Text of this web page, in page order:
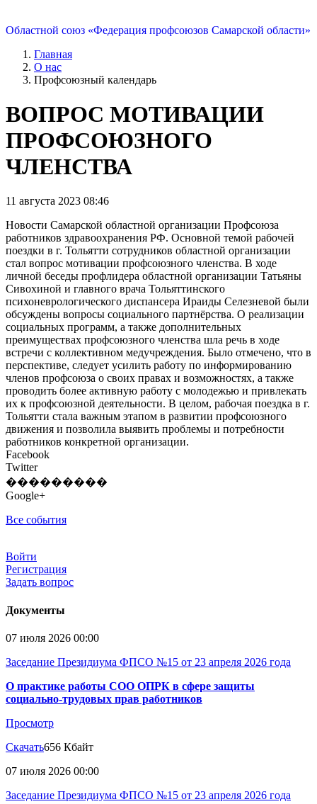
Областной союз «Федерация профсоюзов Самарской области»
Главная
О нас
Профсоюзный календарь
ВОПРОС МОТИВАЦИИ
ПРОФСОЮЗНОГО
ЧЛЕНСТВА
11 августа 2023 08:46
Новости Самарской областной организации Профсоюза
работников здравоохранения РФ. Основной темой рабочей
поездки в г. Тольятти сотрудников областной организации
стал вопрос мотивации профсоюзного членства. В ходе
личной беседы профлидера областной организации Татьяны
Сивохиной и главного врача Тольяттинского
психоневрологического диспансера Ираиды Селезневой были
обсуждены вопросы социального партнёрства. О реализации
социальных программ, а также дополнительных
преимуществах профсоюзного членства шла речь в ходе
встречи с коллективном медучреждения. Было отмечено, что в
перспективе, следует усилить работу по информированию
членов профсоюза о своих правах и возможностях, а также
проводить более активную работу с молодежью и привлекать
их к профсоюзной деятельности. В целом, рабочая поездка в г.
Тольятти стала важным этапом в развитии профсоюзного
движения и позволила выявить проблемы и потребности
работников конкретной организации.
Facebook
Twitter
���������
Google+
Все события
Войти
Регистрация
Задать вопрос
Документы
07 июля 2026 00:00
Заседание Президиума ФПСО №15 от 23 апреля 2026 года
О практике работы СОО ОПРК в сфере защиты
социально-трудовых прав работников
Просмотр
Скачать656 Кбайт
07 июля 2026 00:00
Заседание Президиума ФПСО №15 от 23 апреля 2026 года